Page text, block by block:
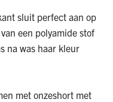
sluit perfect aan op
een polyamide stof
na was haar kleur
met onzeshort met